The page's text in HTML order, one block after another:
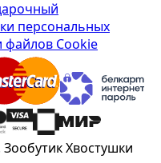
персональных
файлов Cookie
Хвостушки